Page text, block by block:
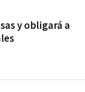
y obligará a